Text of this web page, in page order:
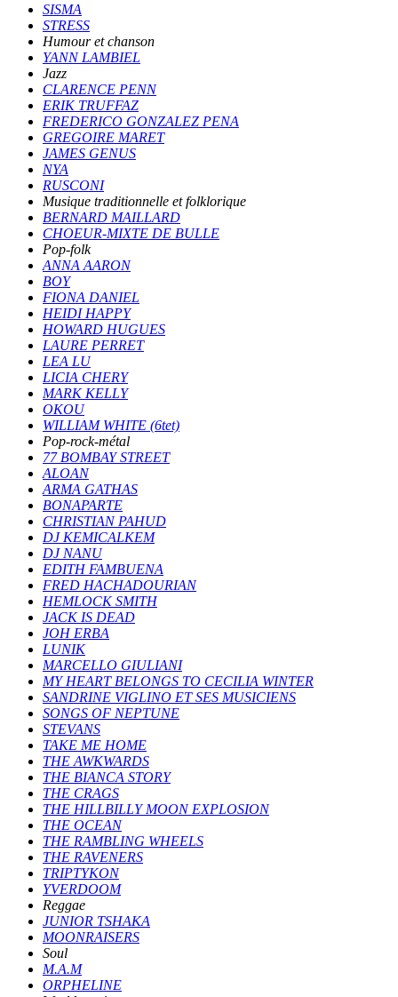
SISMA
STRESS
Humour et chanson
YANN LAMBIEL
Jazz
CLARENCE PENN
ERIK TRUFFAZ
FREDERICO GONZALEZ PENA
GREGOIRE MARET
JAMES GENUS
NYA
RUSCONI
Musique traditionnelle et folklorique
BERNARD MAILLARD
CHOEUR-MIXTE DE BULLE
Pop-folk
ANNA AARON
BOY
FIONA DANIEL
HEIDI HAPPY
HOWARD HUGUES
LAURE PERRET
LEA LU
LICIA CHERY
MARK KELLY
OKOU
WILLIAM WHITE (6tet)
Pop-rock-métal
77 BOMBAY STREET
ALOAN
ARMA GATHAS
BONAPARTE
CHRISTIAN PAHUD
DJ KEMICALKEM
DJ NANU
EDITH FAMBUENA
FRED HACHADOURIAN
HEMLOCK SMITH
JACK IS DEAD
JOH ERBA
LUNIK
MARCELLO GIULIANI
MY HEART BELONGS TO CECILIA WINTER
SANDRINE VIGLINO ET SES MUSICIENS
SONGS OF NEPTUNE
STEVANS
TAKE ME HOME
THE AWKWARDS
THE BIANCA STORY
THE CRAGS
THE HILLBILLY MOON EXPLOSION
THE OCEAN
THE RAMBLING WHEELS
THE RAVENERS
TRIPTYKON
YVERDOOM
Reggae
JUNIOR TSHAKA
MOONRAISERS
Soul
M.A.M
ORPHELINE